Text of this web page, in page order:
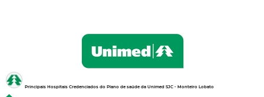
Principais Hospitais Credenciados do Plano de saúde daUnimed SJC - Monteiro Lobato